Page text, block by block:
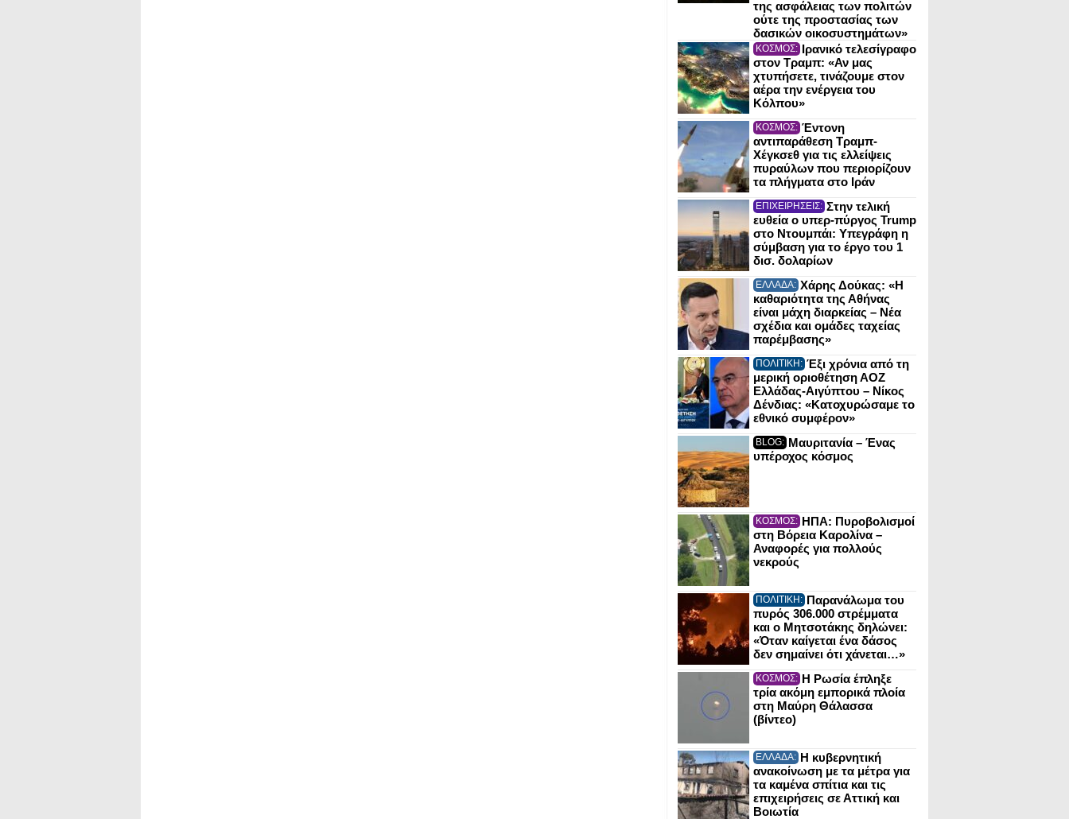
της ασφάλειας των πολιτών
ούτε της προστασίας των
δασικών οικοσυστημάτων»
ΚΟΣΜΟΣ: Ιρανικό τελεσίγραφο
στον Τραμπ: «Αν μας
χτυπήσετε, τινάζουμε στον
αέρα την ενέργεια του
Κόλπου»
ΚΟΣΜΟΣ: Έντονη
αντιπαράθεση Τραμπ-
Χέγκσεθ για τις ελλείψεις
πυραύλων που περιορίζουν
τα πλήγματα στο Ιράν
ΕΠΙΧΕΙΡΗΣΕΙΣ: Στην τελική
ευθεία ο υπερ-πύργος Trump
στο Ντουμπάι: Υπεγράφη η
σύμβαση για το έργο του 1
δισ. δολαρίων
ΕΛΛΑΔΑ: Χάρης Δούκας: «Η
καθαριότητα της Αθήνας
είναι μάχη διαρκείας – Νέα
σχέδια και ομάδες ταχείας
παρέμβασης»
ΠΟΛΙΤΙΚΗ: Έξι χρόνια από τη
μερική οριοθέτηση ΑΟΖ
Ελλάδας-Αιγύπτου – Νίκος
Δένδιας: «Κατοχυρώσαμε το
εθνικό συμφέρον»
BLOG: Μαυριτανία – Ένας
υπέροχος κόσμος
ΚΟΣΜΟΣ: ΗΠΑ: Πυροβολισμοί
στη Βόρεια Καρολίνα –
Αναφορές για πολλούς
νεκρούς
ΠΟΛΙΤΙΚΗ: Παρανάλωμα του
πυρός 306.000 στρέμματα
και ο Μητσοτάκης δηλώνει:
«Όταν καίγεται ένα δάσος
δεν σημαίνει ότι χάνεται…»
ΚΟΣΜΟΣ: Η Ρωσία έπληξε
τρία ακόμη εμπορικά πλοία
στη Μαύρη Θάλασσα
(βίντεο)
ΕΛΛΑΔΑ: Η κυβερνητική
ανακοίνωση με τα μέτρα για
τα καμένα σπίτια και τις
επιχειρήσεις σε Αττική και
Βοιωτία